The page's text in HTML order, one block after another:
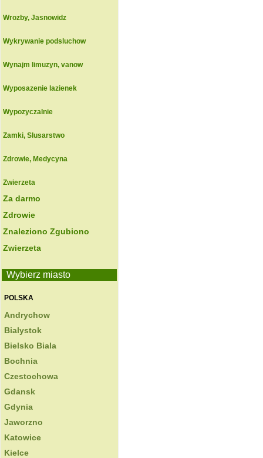
Wrozby, Jasnowidz
Wykrywanie podsluchow
Wynajm limuzyn, vanow
Wyposazenie lazienek
Wypozyczalnie
Zamki, Slusarstwo
Zdrowie, Medycyna
Zwierzeta
Za darmo
Zdrowie
Znaleziono Zgubiono
Zwierzeta
Wybierz miasto
POLSKA
Andrychow
Bialystok
Bielsko Biala
Bochnia
Czestochowa
Gdansk
Gdynia
Jaworzno
Katowice
Kielce